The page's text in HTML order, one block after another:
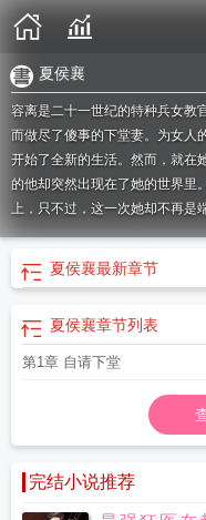
夏侯襄
容离是二十一世纪的特种兵女教
而做尽了傻事的下堂妻。为女人
开始了全新的生活。然而，就在
的他却突然出现在了她的世界里
上，只不过，这一次她却不再是
侯襄免费阅读全文 修昆仑证验
容离夏侯襄有肉吗 容离夏侯
离和夏侯襄的
离夏侯襄特工王妃不下堂(全文
免费阅读全文无弹窗
夏侯襄叫什么
容离夏侯襄特工王妃
侯襄全文阅读容离夏侯襄短剧
阅读夏侯襄容离夏侯襄的
夏侯襄最新章节
夏侯襄章节列表
第1章 自请下堂
完结小说推荐